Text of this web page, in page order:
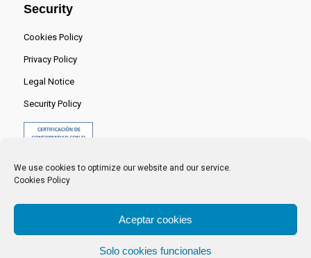
We use cookies to optimize our website and our service.
Cookies Policy
Aceptar cookies
Solo cookies funcionales
Security
Cookies Policy
Privacy Policy
Legal Notice
Security Policy